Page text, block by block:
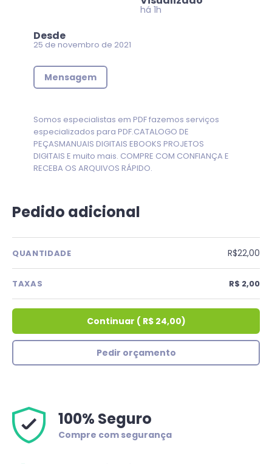
há 1h
Desde
25 de novembro de 2021
Mensagem
Somos especialistas em PDF fazemos serviços
especializados para PDF.CATALOGO DE
PEÇASMANUAIS DIGITAIS EBOOKS PROJETOS
DIGITAIS E muito mais. COMPRE COM CONFIANÇA E
RECEBA OS ARQUIVOS RÁPIDO.
Pedido adicional
QUANTIDADE R$22,00
TAXAS R$ 2,00
Continuar ( R$ 24,00)
Pedir orçamento
100% Seguro
Compre com segurança